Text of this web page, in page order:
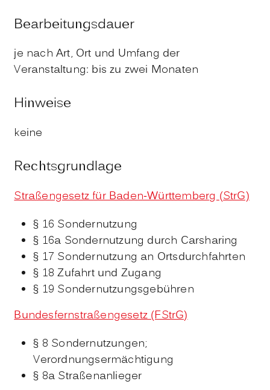
Bearbeitungsdauer
je nach Art, Ort und Umfang der
Veranstaltung: bis zu zwei Monaten
Hinweise
keine
Rechtsgrundlage
Straßengesetz für Baden-Württemberg (StrG)
§ 16 Sondernutzung
§ 16a Sondernutzung durch Carsharing
§ 17 Sondernutzung an Ortsdurchfahrten
§ 18 Zufahrt und Zugang
§ 19 Sondernutzungsgebühren
Bundesfernstraßengesetz (FStrG)
§ 8 Sondernutzungen;
Verordnungsermächtigung
§ 8a Straßenanlieger